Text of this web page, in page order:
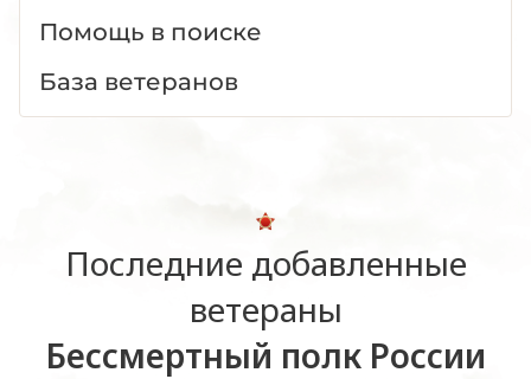
Помощь в поиске
База ветеранов
Последние добавленные
ветераны
Бессмертный полк России